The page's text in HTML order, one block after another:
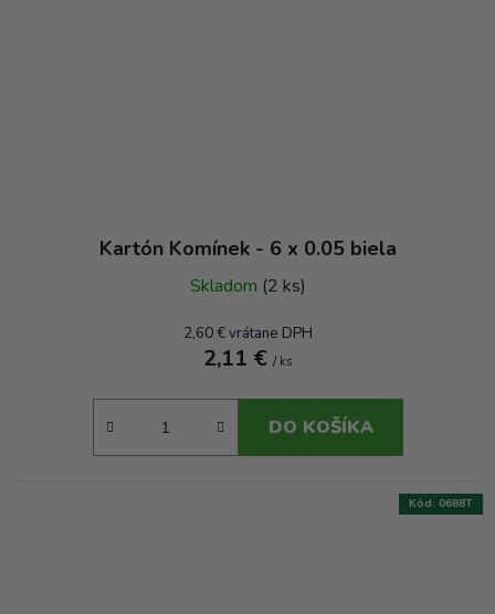
Kartón Komínek - 6 x 0.05 biela
Skladom (2 ks)
2,60 € vrátane DPH
2,11 € / ks
DO KOŠÍKA
Kód: 0688T